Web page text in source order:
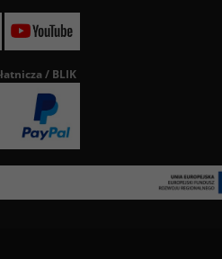
/ BLIK